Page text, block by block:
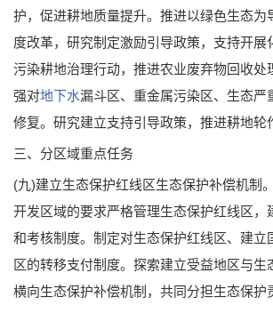
护，促进耕地质量提升。推进以绿色生态为
度改革，研究制定激励引导政策，支持开展
污染耕地治理行动，推进农业废弃物回收处
强对地下水漏斗区、重金属污染区、生态严
修复。研究建立支持引导政策，推进耕地轮
三、分区域重点任务
(九)建立生态保护红线区生态保护补偿机制
开发区域的要求严格管理生态保护红线区，
和考核制度。制定对生态保护红线区、建立
区的转移支付制度。探索建立受益地区与生
横向生态保护补偿机制，共同分担生态保护